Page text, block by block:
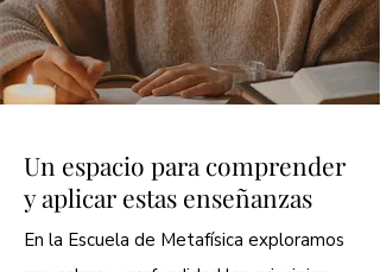
Un espacio para comprender
y aplicar estas enseñanzas
En la Escuela de Metafísica exploramos